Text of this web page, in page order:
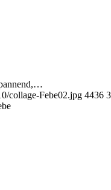
collage-Febe02.jpg 4436